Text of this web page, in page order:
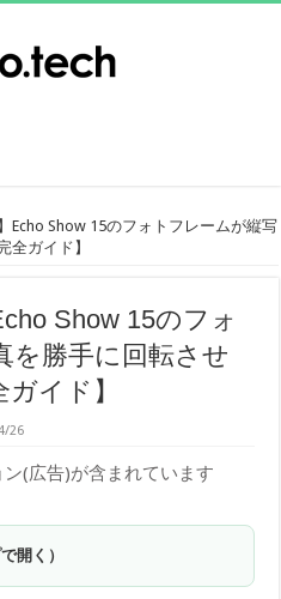
Echo Show 15のフォトフレームが縦写
全ガイド】
Show 15のフォ
を勝手に回転させ
イド】
26
(広告)が含まれています
開く）